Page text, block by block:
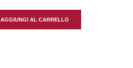
AGGIUNGI AL CARRELLO